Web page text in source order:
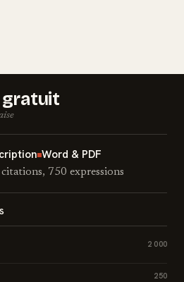
gratuit
Word & PDF
750 expressions
2 000
250